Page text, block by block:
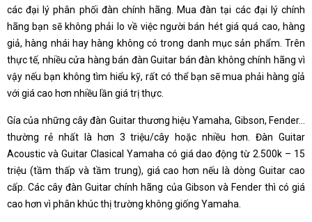
các đại lý phân phối đàn chính hãng. Mua đàn tại các đại lý chính
hãng bạn sẽ không phải lo về việc người bán hét giá quá cao, hàng
giả, hàng nhái hay hàng không có trong danh mục sản phẩm. Trên
thực tế, nhiều cửa hàng bán đàn Guitar bán đàn không chính hãng vì
vậy nếu bạn không tìm hiểu kỹ, rất có thể bạn sẽ mua phải hàng gỉả
với giá cao hơn nhiều lần giá trị thực.
Gía của những cây đàn Guitar thương hiệu Yamaha, Gibson, Fender…
thường rẻ nhất là hơn 3 triệu/cây hoặc nhiều hơn. Đàn Guitar
Acoustic và Guitar Clasical Yamaha có giá dao động từ 2.500k – 15
triệu (tầm thấp và tầm trung), giá cao hơn nếu là dòng Guitar cao
cấp. Các cây đàn Guitar chính hãng của Gibson và Fender thì có giá
cao hơn vì phân khúc thị trường không giống Yamaha.